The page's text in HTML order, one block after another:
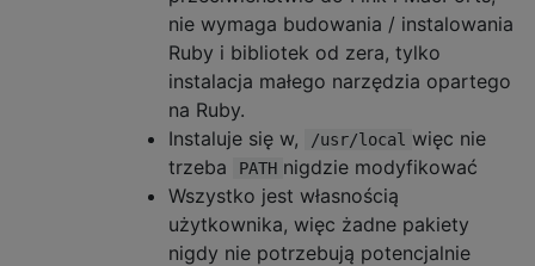
nie wymaga budowania / instalowania
Ruby i bibliotek od zera, tylko
instalacja małego narzędzia opartego
na Ruby.
Instaluje się w,
/usr/local więc nie
trzeba
PATH nigdzie modyfikować
Wszystko jest własnością
użytkownika, więc żadne pakiety
nigdy nie potrzebują potencjalnie